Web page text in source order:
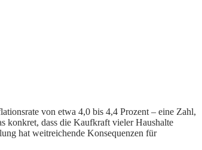
von etwa 4,0 bis 4,4 Prozent – eine Zahl,
konkret, dass die Kaufkraft vieler Haushalte
hat weitreichende Konsequenzen für